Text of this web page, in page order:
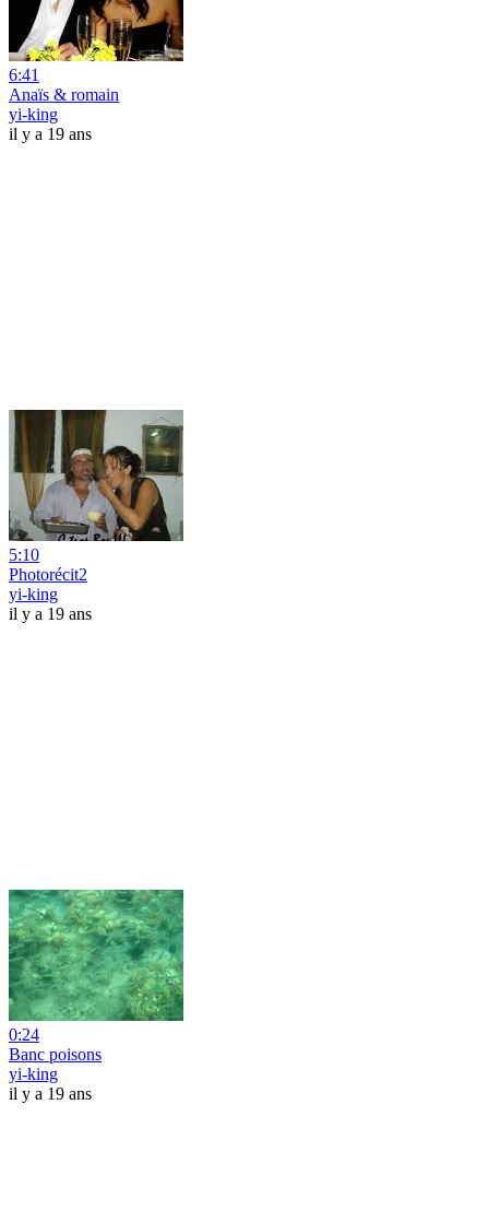
6:41
Anaïs & romain
yi-king
il y a 19 ans
5:10
Photorécit2
yi-king
il y a 19 ans
0:24
Banc poisons
yi-king
il y a 19 ans